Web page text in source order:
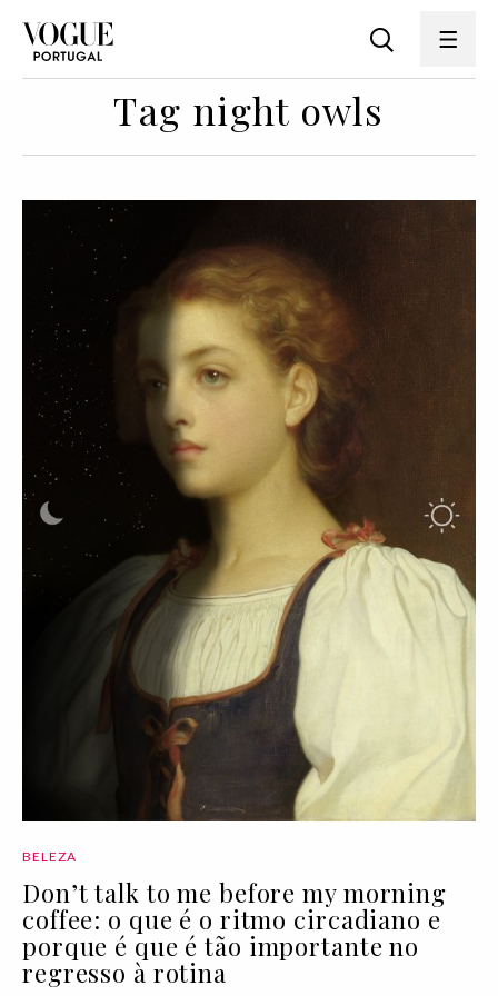
Tag night owls
BELEZA
Don’t talk to me before my morning
coffee: o que é o ritmo circadiano e
porque é que é tão importante no
regresso à rotina